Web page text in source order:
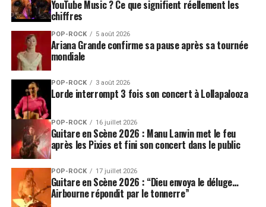
YouTube Music ? Ce que signifient réellement les
chiffres
POP-ROCK 5 août 2026
Ariana Grande confirme sa pause après sa tournée
mondiale
POP-ROCK 3 août 2026
Lorde interrompt 3 fois son concert à Lollapalooza
POP-ROCK 16 juillet 2026
Guitare en Scène 2026 : Manu Lanvin met le feu
après les Pixies et fini son concert dans le public
POP-ROCK 17 juillet 2026
Guitare en Scène 2026 : “Dieu envoya le déluge…
Airbourne répondit par le tonnerre”